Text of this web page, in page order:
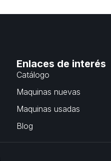
Enlaces de interés
Catálogo
Maquinas nuevas
Maquinas usadas
Blog